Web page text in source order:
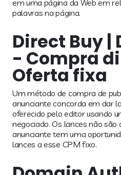
em uma página da Web em
palavras na página.
Direct Buy |
- Compra
Oferta fixa
Um método de compra de
anunciante concorda em dar
oferecido pelo editor usando
negociado. Os lances não são
anunciante tem uma
lances a esse CPM fixo.